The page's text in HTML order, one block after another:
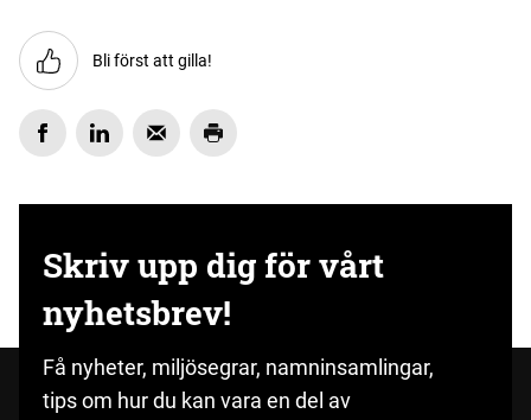
Bli först att gilla!
Skriv upp dig för vårt
nyhetsbrev!
Få nyheter, miljösegrar, namninsamlingar,
tips om hur du kan vara en del av